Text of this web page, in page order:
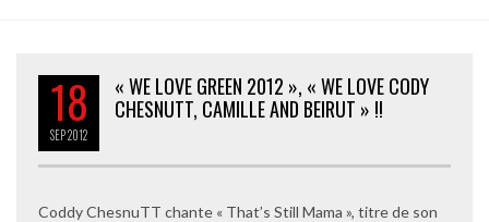
18
SEP2012
« WE LOVE GREEN 2012 », « WE LOVE CODY
CHESNUTT, CAMILLE AND BEIRUT » !!
Coddy ChesnuTT chante « That’s Still Mama », titre de son